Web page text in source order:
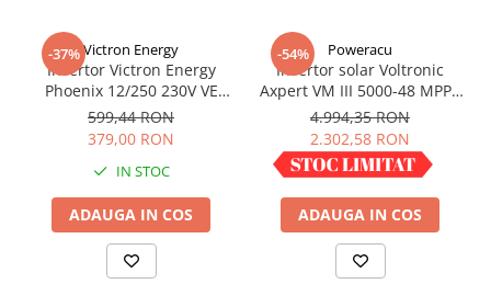
-37%Victron Energy
Invertor Victron Energy
Phoenix 12/250 230V VE
Direct Schuko
599,44 RON
379,00 RON
IN STOC
ADAUGA IN COS
-54% Poweracu
Invertor solar Voltronic
Axpert VM III 5000-48 MPPT
5000VA 5000W LCD +
bluetooth
4.994,35 RON
2.302,58 RON
IN STOC
ADAUGA IN COS